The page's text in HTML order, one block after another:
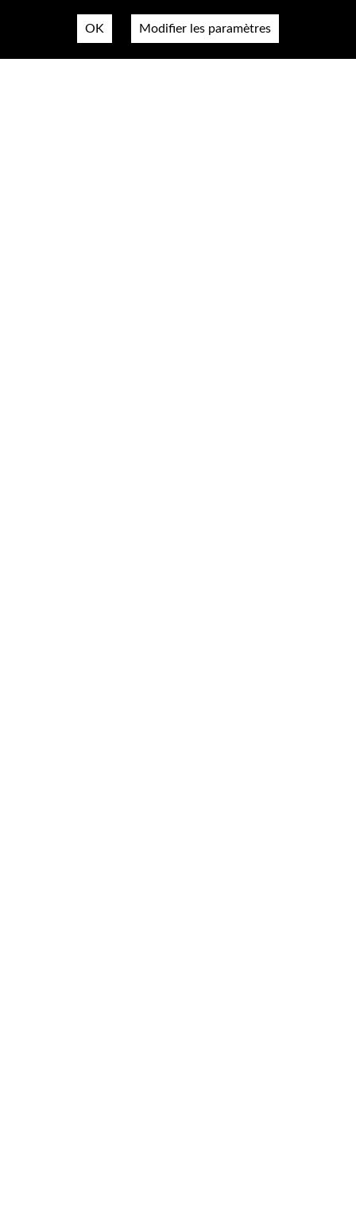
OK Modifier les paramètres